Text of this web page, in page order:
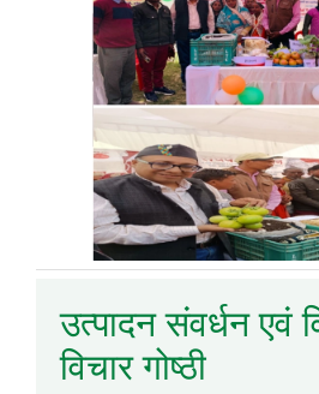
उत्पादन संवर्धन एवं
विचार गोष्ठी